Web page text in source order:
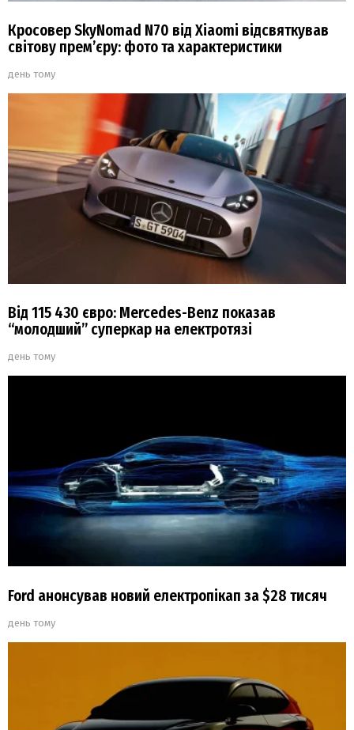
Кросовер SkyNomad N70 від Xiaomi відсвяткував
світову прем’єру: фото та характеристики
день тому
Від 115 430 євро: Mercedes-Benz показав
“молодший” суперкар на електротязі
день тому
Ford анонсував новий електропікап за $28 тисяч
день тому